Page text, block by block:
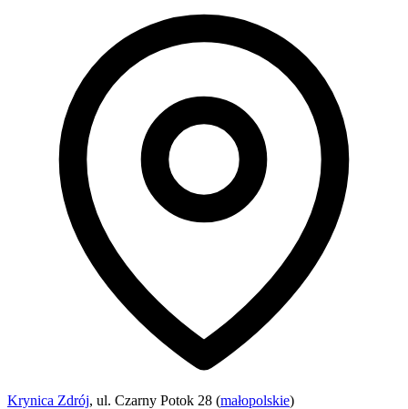
Krynica Zdrój, ul. Czarny Potok 28 (małopolskie)